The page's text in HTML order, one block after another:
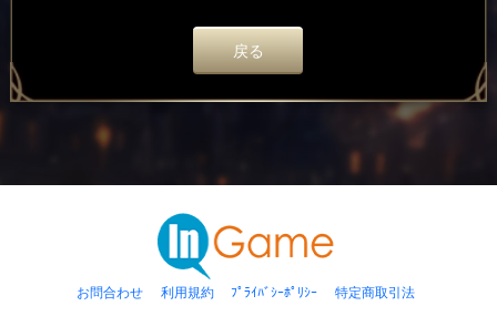
戻る
お問合わせ 利用規約 ﾌﾟﾗｲﾊﾞｼｰﾎﾟﾘｼｰ 特定商取引法